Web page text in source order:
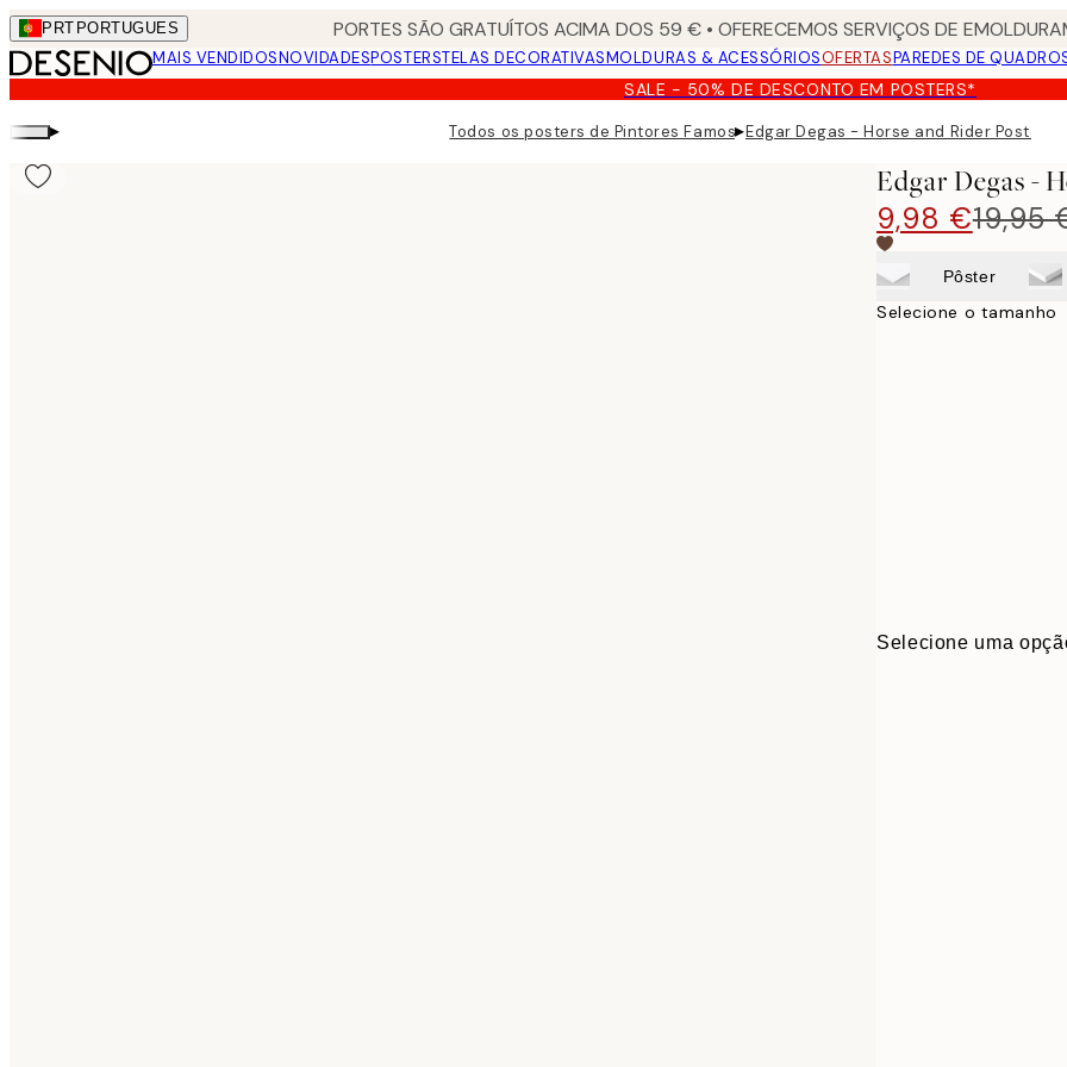
Skip
to
main
content.
PRT PORTUGUES PORTES SÃO GRATUÍTOS ACIMA DOS 59 € • OFERECEMOS SERVIÇOS DE
MAIS VENDIDOSNOVIDADESPOSTERSTELAS DECORATIVASMOLDURAS & ACESSÓRIOSOFERTASPAREDES DE
SALE - 50% DE DESCONTO EM POSTERS*
▸ Todos os posters de Pintores Famosos
▸Edgar Degas - Horse and Rider Poster
Edgar Degas -
9,98 €19,95
Pôster
Selecione o tamanho
Selecione uma